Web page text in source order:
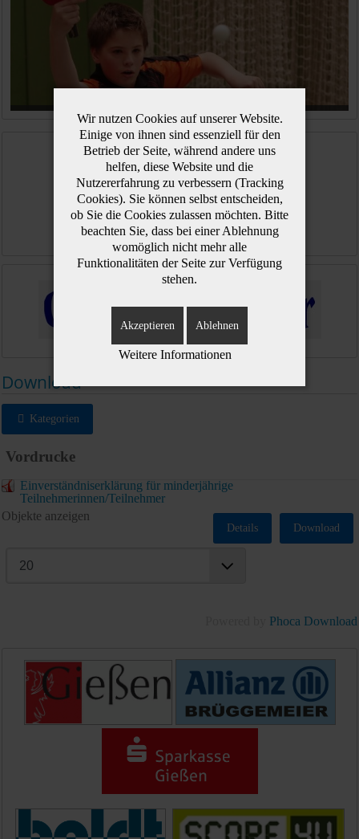
Download
Kategorien
Vordrucke
Einverständniserklärung für minderjährige
Teilnehmerinnen/Teilnehmer
Download
Details
Objekte anzeigen
Phoca Download
Wir nutzen Cookies auf unserer Website.
Einige von ihnen sind essenziell für den
Betrieb der Seite, während andere uns
helfen, diese Website und die
Nutzererfahrung zu verbessern (Tracking
Cookies). Sie können selbst entscheiden,
ob Sie die Cookies zulassen möchten. Bitte
beachten Sie, dass bei einer Ablehnung
womöglich nicht mehr alle
Funktionalitäten der Seite zur Verfügung
stehen.
Akzeptieren Ablehnen
Weitere Informationen